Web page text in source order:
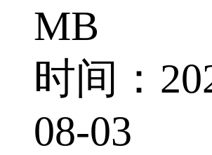
MB
时间：
08-03